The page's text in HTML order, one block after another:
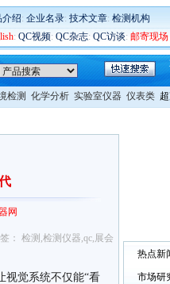
介绍: 企业名录: 技术文章: 检测机构
: QC视频: QC杂志: QC访谈: 邮寄现场
检测 化学分析 实验室仪器 仪表类
网
： 检测 ,检测仪器,qc,展会
视觉系统不仅能“看
热点新
市场研